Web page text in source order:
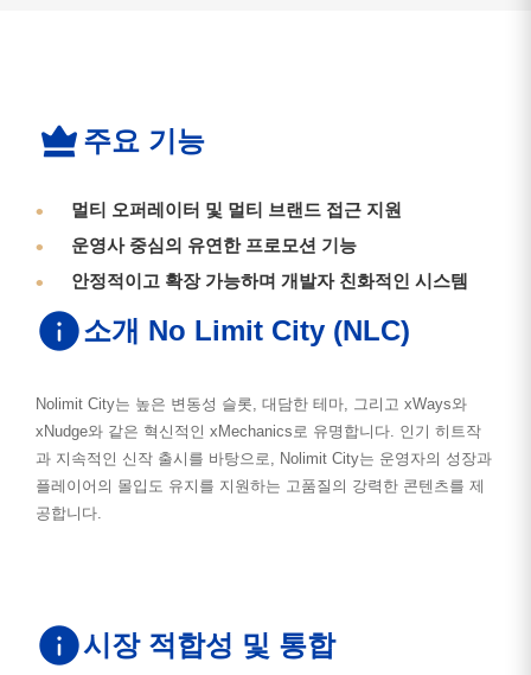
주요 기능
멀티 오퍼레이터 및 멀티 브랜드 접근 지원
운영사 중심의 유연한 프로모션 기능
안정적이고 확장 가능하며 개발자 친화적인 시스템
소개 No Limit City (NLC)
Nolimit City는 높은 변동성 슬롯, 대담한 테마, 그리고 xWays와
xNudge와 같은 혁신적인 xMechanics로 유명합니다. 인기 히트작
과 지속적인 신작 출시를 바탕으로, Nolimit City는 운영자의 성장과
플레이어의 몰입도 유지를 지원하는 고품질의 강력한 콘텐츠를 제
공합니다.
시장 적합성 및 통합